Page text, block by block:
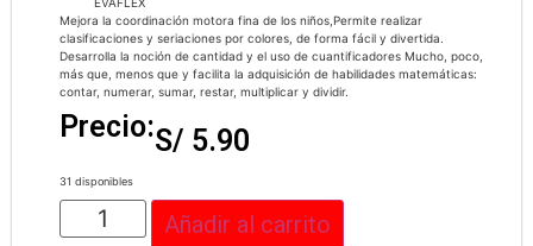
Mejora la coordinación motora fina de los niños,Permite realizar
clasificaciones y seriaciones por colores, de forma fácil y divertida.
Desarrolla la noción de cantidad y el uso de cuantificadores Mucho, poco,
más que, menos que y facilita la adquisición de habilidades matemáticas:
contar, numerar, sumar, restar, multiplicar y dividir.
Precio:S/ 5.90
31 disponibles
Añadir al carrito